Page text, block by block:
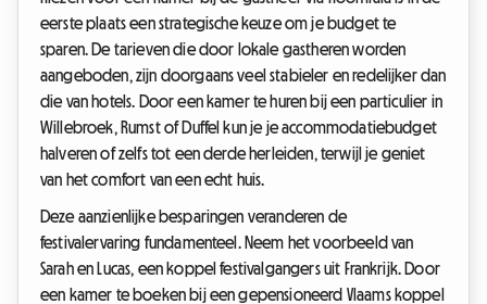
eerste plaats een strategische keuze om je budget te
sparen. De tarieven die door lokale gastheren worden
aangeboden, zijn doorgaans veel stabieler en redelijker dan
die van hotels. Door een kamer te huren bij een particulier in
Willebroek, Rumst of Duffel kun je je accommodatiebudget
halveren of zelfs tot een derde herleiden, terwijl je geniet
van het comfort van een echt huis.
Deze aanzienlijke besparingen veranderen de
festivalervaring fundamenteel. Neem het voorbeeld van
Sarah en Lucas, een koppel festivalgangers uit Frankrijk. Door
een kamer te boeken bij een gepensioneerd Vlaams koppel